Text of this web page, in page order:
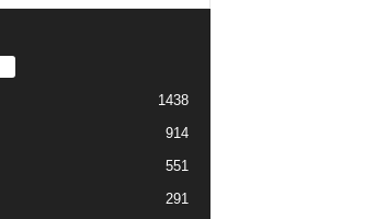
1438
914
551
291